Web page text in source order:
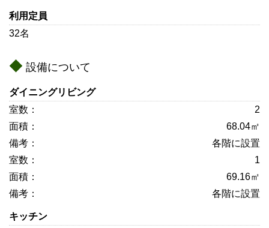
利用定員
32名
設備について
ダイニングリビング
2
68.04㎡
各階に設置
1
69.16㎡
各階に設置
キッチン